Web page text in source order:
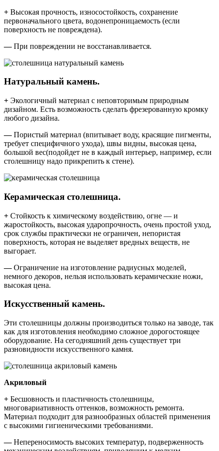
+ Высокая прочность, износостойкость, сохранение
первоначального цвета, водонепроницаемость (если
поверхность не повреждена).
—При повреждении не восстанавливается.
Натуральный камень.
+ Экологичный материал с неповторимым природным
дизайном. Есть возможность сделать фрезерованную кромку
любого дизайна.
—Пористый материал (впитывает воду, красящие пигменты,
требует специфичного ухода), швы видны, высокая цена,
большой вес(подойдет не в каждый интерьер, например, если
столешницу надо прикрепить к стене).
Керамическая столешница.
+ Стойкость к химическому воздействию, огне — и
жаростойкость, высокая ударопрочность, очень простой уход,
срок службы практически не ограничен, непористая
поверхность, которая не выделяет вредных веществ, не
выгорает.
—Ограничение на изготовление радиусных моделей,
немного декоров, нельзя использовать керамические ножи,
высокая цена.
Искусственный камень.
Эти столешницы должны производиться только на заводе, так
как для изготовления необходимо сложное дорогостоящее
оборудование. На сегодняшний день существует три
разновидности искусственного камня.
Акриловый
+ Бесшовность и пластичность столешницы,
многовариативность оттенков, возможность ремонта.
Материал подходит для разнообразных областей применения
с высокими гигиеническими требованиями.
—Непереносимость высоких температур, подверженность